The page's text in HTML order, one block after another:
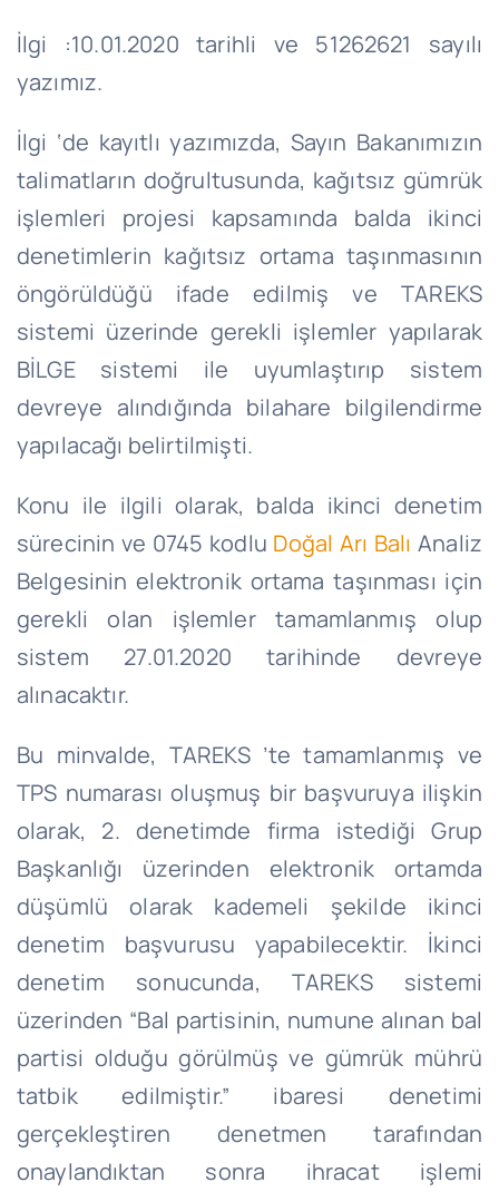
İlgi :10.01.2020 tarihli ve 51262621 sayılı
yazımız.
İlgi ‘de kayıtlı yazımızda, Sayın Bakanımızın
talimatların doğrultusunda, kağıtsız gümrük
işlemleri projesi kapsamında balda ikinci
denetimlerin kağıtsız ortama taşınmasının
öngörüldüğü ifade edilmiş ve TAREKS
sistemi üzerinde gerekli işlemler yapılarak
BİLGE sistemi ile uyumlaştırıp sistem
devreye alındığında bilahare bilgilendirme
yapılacağı belirtilmişti.
Konu ile ilgili olarak, balda ikinci denetim
sürecinin ve 0745 kodlu Doğal Arı Balı Analiz
Belgesinin elektronik ortama taşınması için
gerekli olan işlemler tamamlanmış olup
sistem 27.01.2020 tarihinde devreye
alınacaktır.
Bu minvalde, TAREKS ’te tamamlanmış ve
TPS numarası oluşmuş bir başvuruya ilişkin
olarak, 2. denetimde firma istediği Grup
Başkanlığı üzerinden elektronik ortamda
düşümlü olarak kademeli şekilde ikinci
denetim başvurusu yapabilecektir. İkinci
denetim sonucunda, TAREKS sistemi
üzerinden “Bal partisinin, numune alınan bal
partisi olduğu görülmüş ve gümrük mührü
tatbik edilmiştir.” ibaresi denetimi
gerçekleştiren denetmen tarafından
onaylandıktan sonra ihracat işlemi